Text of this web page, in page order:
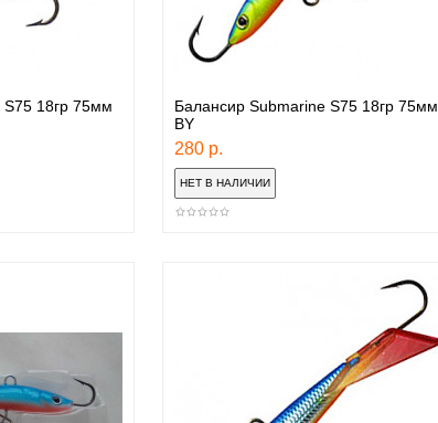
18гр 75мм
Балансир Submarine S75 18гр 75мм
BY
280 р.